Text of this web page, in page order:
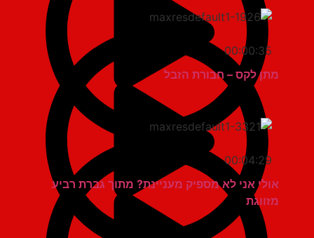
00:00:35
מתן לקס – חבורת הזבל
00:04:29
אולי אני לא מספיק מעניינת? מתוך גברת רביע